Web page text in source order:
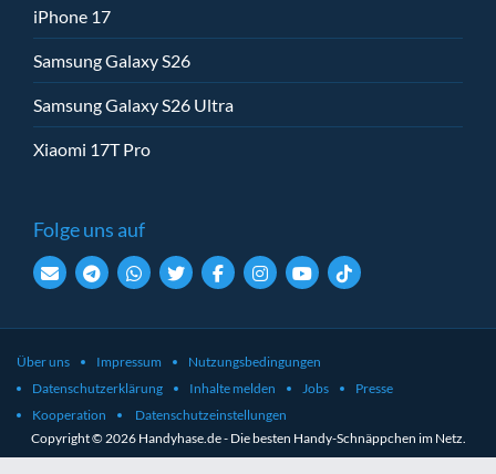
iPhone 17
Samsung Galaxy S26
Samsung Galaxy S26 Ultra
Xiaomi 17T Pro
Folge uns auf
Über uns Impressum
Nutzungsbedingungen
Datenschutzerklärung
Inhalte melden Jobs
Presse
Kooperation
Datenschutzeinstellungen
Copyright © 2026 Handyhase.de - Die besten Handy-Schnäppchen im Netz.